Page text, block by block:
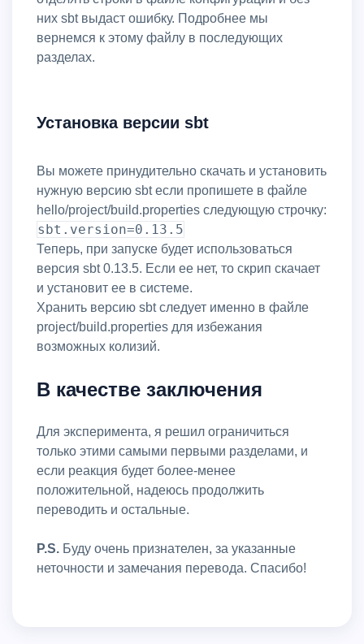
них sbt выдаст ошибку. Подробнее мы
вернемся к этому файлу в последующих
разделах.
Установка версии sbt
Вы можете принудительно скачать и установить
нужную версию sbt если пропишете в файле
hello/project/build.properties следующую строчку:
sbt.version=0.13.5
Теперь, при запуске будет использоваться
версия sbt 0.13.5. Если ее нет, то скрип скачает
и установит ее в системе.
Хранить версию sbt следует именно в файле
project/build.properties для избежания
возможных колизий.
В качестве заключения
Для эксперимента, я решил ограничиться
только этими самыми первыми разделами, и
если реакция будет более-менее
положительной, надеюсь продолжить
переводить и остальные.
P.S. Буду очень признателен, за указанные
неточности и замечания перевода. Спасибо!